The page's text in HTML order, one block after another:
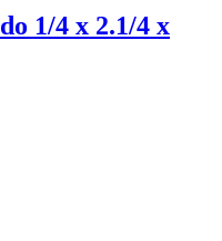
1/4 x 2.1/4 x